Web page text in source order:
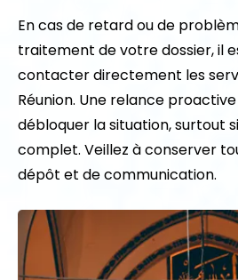
En cas de retard ou de
traitement de votre dossier, il
contacter directement les
Réunion. Une relance
débloquer la situation, surtout
complet. Veillez à conserver
dépôt et de communication.